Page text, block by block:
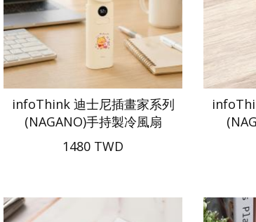
infoThink 迪士尼插畫家系列
(NAGANO)手持製冷風扇
1480 TWD